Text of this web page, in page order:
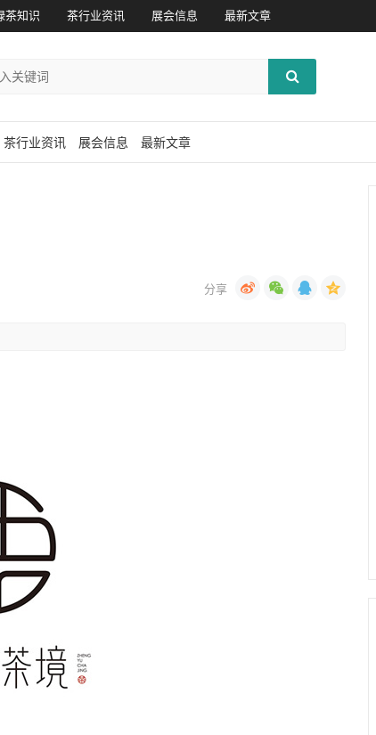
茶知识 茶行业资讯 展会信息 最新文章
茶行业资讯 展会信息 最新文章